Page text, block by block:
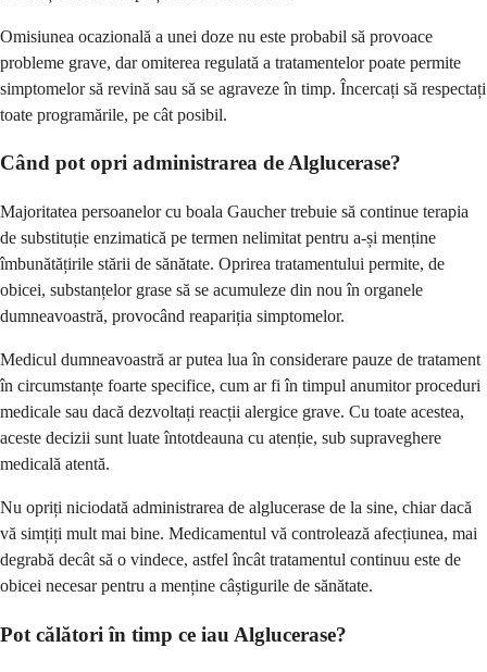
Omisiunea ocazională a unei doze nu este probabil să provoace
probleme grave, dar omiterea regulată a tratamentelor poate permite
simptomelor să revină sau să se agraveze în timp. Încercați să respectați
toate programările, pe cât posibil.
Când pot opri administrarea de Alglucerase?
Majoritatea persoanelor cu boala Gaucher trebuie să continue terapia
de substituție enzimatică pe termen nelimitat pentru a-și menține
îmbunătățirile stării de sănătate. Oprirea tratamentului permite, de
obicei, substanțelor grase să se acumuleze din nou în organele
dumneavoastră, provocând reapariția simptomelor.
Medicul dumneavoastră ar putea lua în considerare pauze de tratament
în circumstanțe foarte specifice, cum ar fi în timpul anumitor proceduri
medicale sau dacă dezvoltați reacții alergice grave. Cu toate acestea,
aceste decizii sunt luate întotdeauna cu atenție, sub supraveghere
medicală atentă.
Nu opriți niciodată administrarea de alglucerase de la sine, chiar dacă
vă simțiți mult mai bine. Medicamentul vă controlează afecțiunea, mai
degrabă decât să o vindece, astfel încât tratamentul continuu este de
obicei necesar pentru a menține câștigurile de sănătate.
Pot călători în timp ce iau Alglucerase?